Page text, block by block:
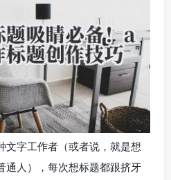
文字工作者（或者说，就是想
通人），每次想标题都跟挤牙